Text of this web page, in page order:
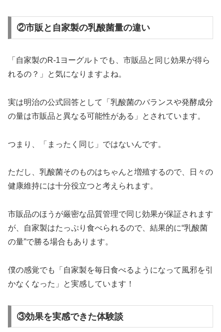
②市販と自家製の乳酸菌量の違い
「自家製のR-1ヨーグルトでも、市販品と同じ効果が得ら
れるの？」と気になりますよね。
実は明治の公式回答として「乳酸菌のバランスや発酵成分
の量は市販品と異なる可能性がある」とされています。
つまり、「まったく同じ」ではないんです。
ただし、乳酸菌そのものはちゃんと増殖するので、日々の
健康維持には十分役立つと考えられます。
市販品のほうが厳密な品質管理で同じ効果が保証されます
が、自家製はたっぷり食べられるので、結果的に“乳酸菌
の量”で勝る場合もあります。
僕の感覚でも「自家製を毎日食べるようになって風邪を引
かなくなった」と実感しています！
③効果を実感できた体験談